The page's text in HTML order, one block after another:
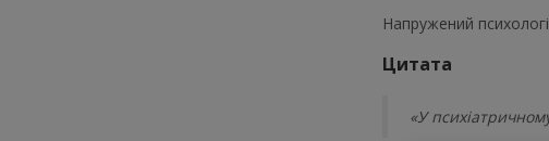
Напружений
Цитата
«У